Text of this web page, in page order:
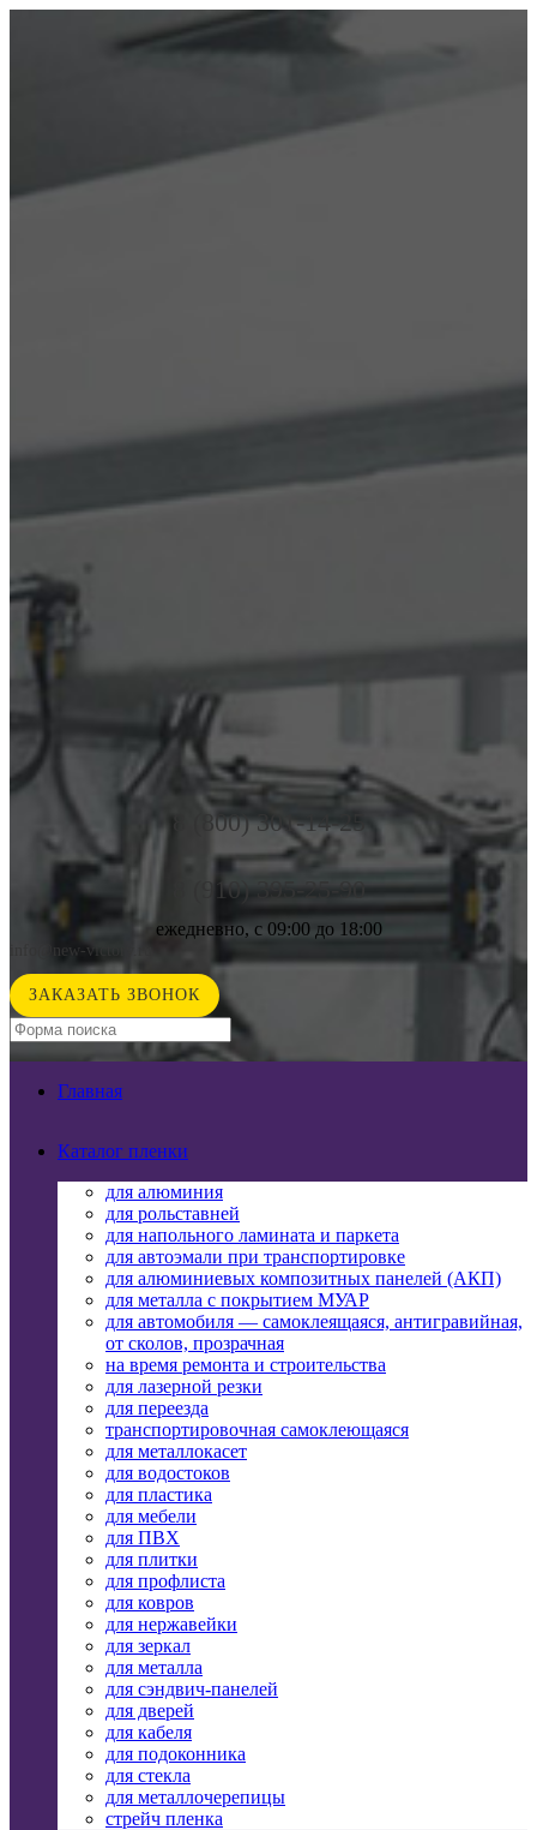
8 (800) 301-14-25
8 (910) 395-25-90
ежедневно, с 09:00 до 18:00
info@new-victory.ru
ЗАКАЗАТЬ ЗВОНОК
Главная
Каталог пленки
для алюминия
для рольставней
для напольного ламината и паркета
для автоэмали при транспортировке
для алюминиевых композитных панелей (АКП)
для металла с покрытием МУАР
для автомобиля — самоклеящаяся, антигравийная,
от сколов, прозрачная
на время ремонта и строительства
для лазерной резки
для переезда
транспортировочная самоклеющаяся
для металлокасет
для водостоков
для пластика
для мебели
для ПВХ
для плитки
для профлиста
для ковров
для нержавейки
для зеркал
для металла
для сэндвич-панелей
для дверей
для кабеля
для подоконника
для стекла
для металлочерепицы
стрейч пленка